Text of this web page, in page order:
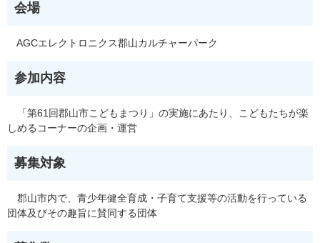
会場
AGCエレクトロニクス郡山カルチャーパーク
参加内容
「第61回郡山市こどもまつり」の実施にあたり、こどもたちが楽
しめるコーナーの企画・運営
募集対象
郡山市内で、青少年健全育成・子育て支援等の活動を行っている
団体及びその趣旨に賛同する団体